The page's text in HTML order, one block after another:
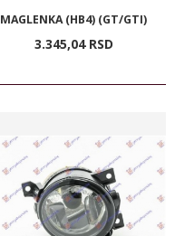
MAGLENKA (HB4) (GT/GTI)
3.345,04 RSD